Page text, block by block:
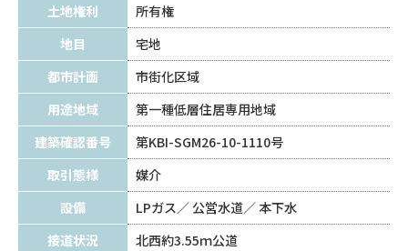
土地権利
所有権
地目
宅地
都市計画
市街化区域
用途地域
第一種低層住居専用地域
建築確認番号
第KBI-SGM26-10-1110号
取引態様
媒介
設備
LPガス 公営水道
本下水
接道状況
北西約3.55ｍ公道